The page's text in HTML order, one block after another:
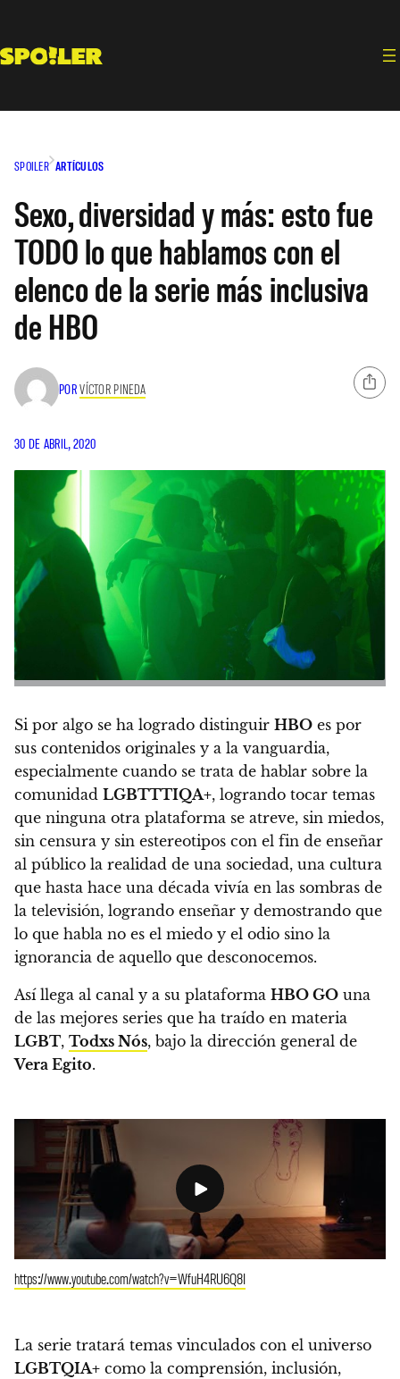
contenido
SPOILER ARTÍCULOS
Sexo, diversidad y más: esto fue
TODO lo que hablamos con el
elenco de la serie más inclusiva
de HBO
PORVÍCTOR PINEDA
30 DE ABRIL, 2020
Si por algo se ha logrado distinguir HBO es por
sus contenidos originales y a la vanguardia,
especialmente cuando se trata de hablar sobre la
comunidad LGBTTTIQA+, logrando tocar temas
que ninguna otra plataforma se atreve, sin miedos,
sin censura y sin estereotipos con el fin de enseñar
al público la realidad de una sociedad, una cultura
que hasta hace una década vivía en las sombras de
la televisión, logrando enseñar y demostrando que
lo que habla no es el miedo y el odio sino la
ignorancia de aquello que desconocemos.
Así llega al canal y a su plataforma HBO GO una
de las mejores series que ha traído en materia
LGBT, Todxs Nós, bajo la dirección general de
Vera Egito.
https://www.youtube.com/watch?v=WfuH4RU6Q8I
La serie tratará temas vinculados con el universo
LGBTQIA+ como la comprensión, inclusión,